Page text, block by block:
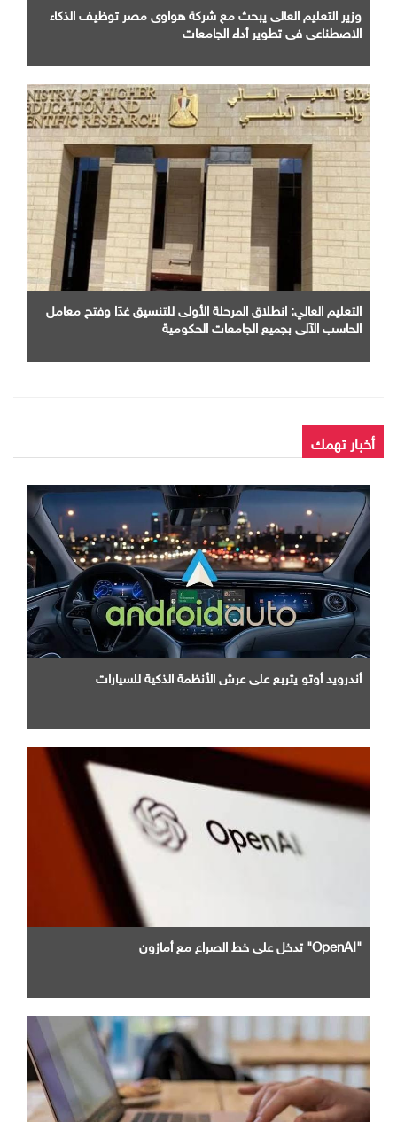
وزير التعليم العالى يبحث مع شركة هواوى مصر توظيف الذكاء
الاصطناعى فى تطوير أداء الجامعات
التعليم العالي: انطلاق المرحلة الأولى للتنسيق غدًا وفتح معامل
الحاسب الآلي بجميع الجامعات الحكومية
أخبار تهمك
أندرويد أوتو يتربع علي عرش الأنظمة الذكية للسيارات
"OpenAI" تدخل علي خط الصراع مع أمازون